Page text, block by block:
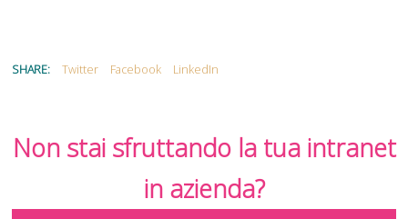
SHARE: Twitter Facebook LinkedIn
Non stai sfruttando la tua intranet
in azienda?